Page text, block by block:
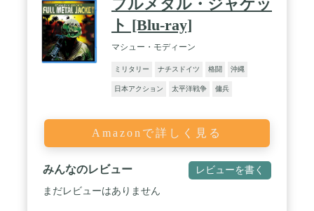
フルメタル・ジャケッ
ト [Blu-ray]
マシュー・モディーン
ミリタリー ナチスドイツ 格闘 沖縄
日本アクション 太平洋戦争 傭兵
Amazonで詳しく見る
みんなのレビュー レビューを書く
まだレビューはありません